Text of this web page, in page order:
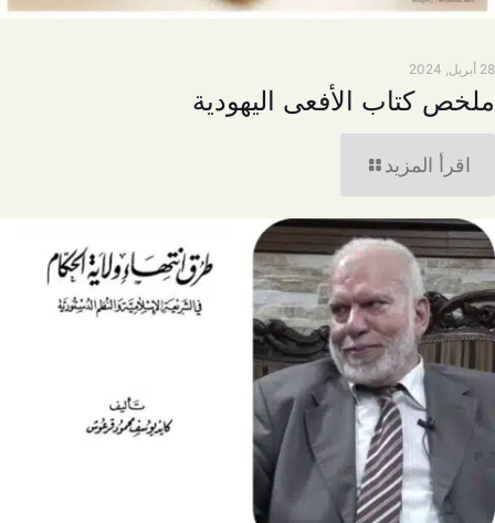
28 أبريل, 2024
ملخص كتاب الأفعى اليهودية
اقرأ المزيد